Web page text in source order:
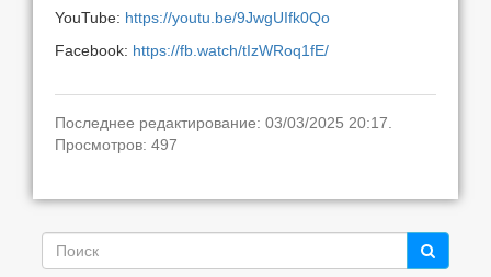
YouTube: https://youtu.be/9JwgUIfk0Qo
Facebook: https://fb.watch/tIzWRoq1fE/
Последнее редактирование: 03/03/2025 20:17.
Просмотров: 497